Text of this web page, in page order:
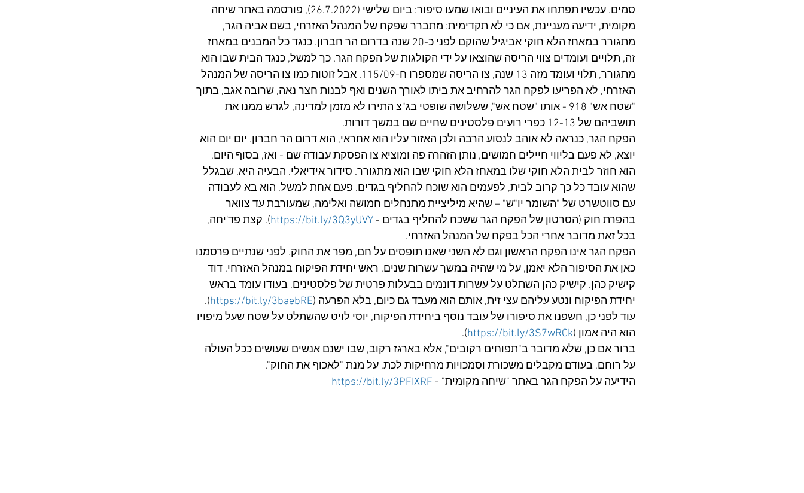
סמים. עכשיו תפתחו את העיניים ובואו שמעו סיפור: ביום שלישי (26.7.2022), פורסמה באתר שיחה
מקומית, ידיעה מעניינת, אם כי לא תקדימית: מתברר שפקח של המנהל האזרחי, בשם אביה הגר,
מתגורר במאחז הלא חוקי אביגיל שהוקם לפני כ-20 שנה בדרום הר חברון. כנגד כל המבנים במאחז
זה, תלויים ועומדים צווי הריסה שהוצאו על ידי הקולגות של הפקח הגר. כך למשל, כנגד הבית שבו הוא
מתגורר, תלוי ועומד מזה 13 שנה, צו הריסה שמספרו ח-115/09. אבל זוטות כמו צו הריסה של המנהל
האזרחי, לא הפריעו לפקח הגר להרחיב את ביתו לאורך השנים ואף לבנות חצר נאה, שרובה אגב, בתוך
"שטח אש" 918 - אותו "שטח אש", ששלושה שופטי בג"צ התירו לא מזמן למדינה, לגרש ממנו את
תושביהם של 12-13 כפרי רועים פלסטינים שחיים שם במשך דורות.
הפקח הגר, כנראה לא אוהב לנסוע הרבה ולכן האזור עליו הוא אחראי, הוא דרום הר חברון. יום יום הוא
יוצא, לא פעם בליווי חיילים חמושים, נותן הזהרה פה ומוציא צו הפסקת עבודה שם - ואז, בסוף היום,
הוא חוזר לבית הלא חוקי שלו במאחז הלא חוקי שבו הוא מתגורר. סידור אידיאלי. הבעיה היא, שבגלל
שהוא עובד כל כך קרוב לבית, לפעמים הוא שוכח להחליף בגדים. פעם אחת למשל, הוא בא לעבודה
עם סווטשרט של "השומר יו"ש" – שהיא מיליציית מתנחלים חמושה ואלימה, שמעורבת עד צוואר
בהפרת חוק (הסרטון של הפקח הגר ששכח להחליף בגדים - https://bit.ly/3Q3yUVY). קצת פד'יחה,
בכל זאת מדובר אחרי הכל בפקח של המנהל האזרחי.
הפקח הגר אינו הפקח הראשון וגם לא השני שאנו תופסים על חם, מפר את החוק. לפני שנתיים פרסמנו
כאן את הסיפור הלא יאמן, על מי שהיה במשך עשרות שנים, ראש יחידת הפיקוח במנהל האזרחי, דוד
קישיק כהן. קישיק כהן השתלט על עשרות דונמים בבעלות פרטית של פלסטינים, בעודו עומד בראש
יחידת הפיקוח ונטע עליהם עצי זית, אותם הוא מעבד גם כיום, בלא הפרעה (https://bit.ly/3baebRE
).
עוד לפני כן, חשפנו את סיפורו של עובד נוסף ביחידת הפיקוח, יוסי לויט שהשתלט על שטח שעל מיפויו
הוא היה אמון (https://bit.ly/3S7wRCk
).
ברור אם כן, שלא מדובר ב"תפוחים רקובים", אלא בארגז רקוב, שבו ישנם אנשים שעושים ככל העולה
על רוחם, בעודם מקבלים משכורת וסמכויות מרחיקות לכת, על מנת "לאכוף את החוק".
הידיעה על הפקח הגר באתר "שיחה מקומית" - https://bit.ly/3PFIXRF